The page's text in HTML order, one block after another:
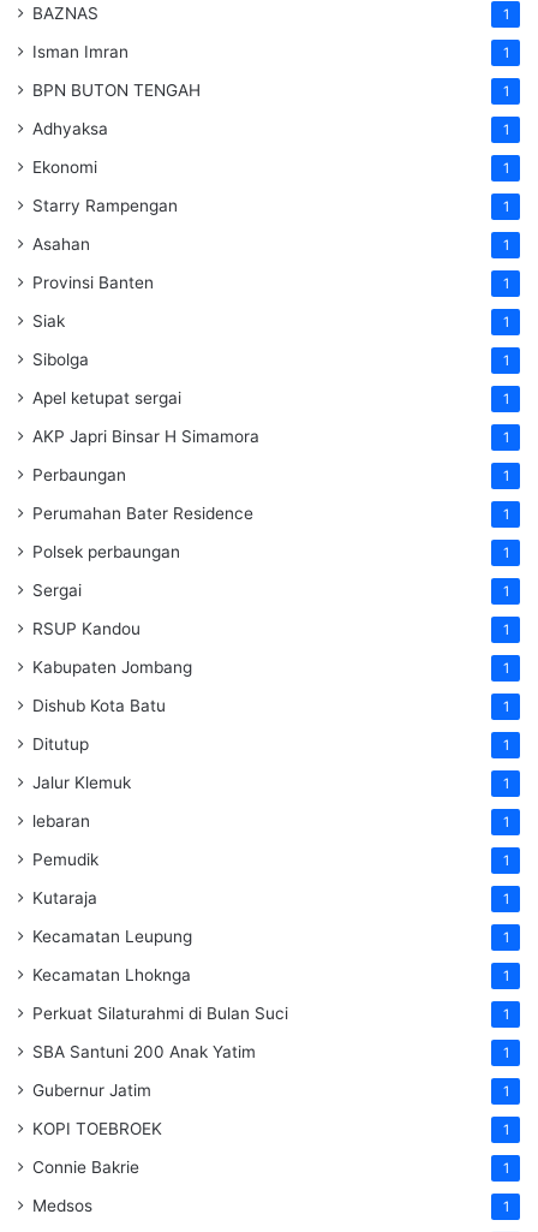
BAZNAS 1
Isman Imran 1
BPN BUTON TENGAH 1
Adhyaksa 1
Ekonomi 1
Starry Rampengan 1
Asahan 1
Provinsi Banten 1
Siak 1
Sibolga 1
Apel ketupat sergai 1
AKP Japri Binsar H Simamora 1
Perbaungan 1
Perumahan Bater Residence 1
Polsek perbaungan 1
Sergai 1
RSUP Kandou 1
Kabupaten Jombang 1
Dishub Kota Batu 1
Ditutup 1
Jalur Klemuk 1
lebaran 1
Pemudik 1
Kutaraja 1
Kecamatan Leupung 1
Kecamatan Lhoknga 1
Perkuat Silaturahmi di Bulan Suci 1
SBA Santuni 200 Anak Yatim 1
Gubernur Jatim 1
KOPI TOEBROEK 1
Connie Bakrie 1
Medsos 1